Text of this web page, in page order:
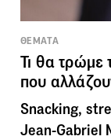
ΘΕΜΑΤΑ
Τι θα τρώμε
που
Snacking,
Jean-Gabriel